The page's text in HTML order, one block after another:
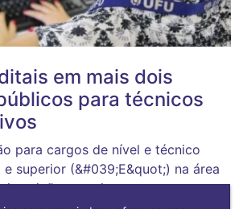
em mais dois
para técnicos
para cargos de nível e técnico
superior (&#039;E&quot;) na área
inscrições terminam,